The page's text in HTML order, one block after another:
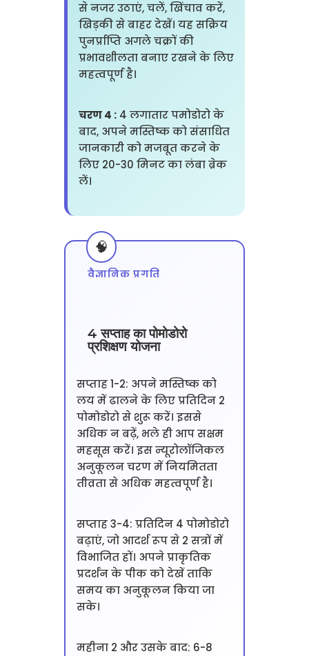
से नजर उठाएं, चलें, खिंचाव करें,
खिड़की से बाहर देखें। यह सक्रिय
पुनर्प्राप्ति अगले चक्रों की
प्रभावशीलता बनाए रखने के लिए
महत्वपूर्ण है।
चरण 4 :4 लगातार पमोडोरो के
बाद, अपने मस्तिष्क को संसाधित
जानकारी को मजबूत करने के
लिए 20-30 मिनट का लंबा ब्रेक
लें।
वैज्ञानिक प्रगति
4 सप्ताह का पोमोडोरो
प्रशिक्षण योजना
सप्ताह 1-2: अपने मस्तिष्क को
लय में ढालने के लिए प्रतिदिन 2
पोमोडोरो से शुरू करें। इससे
अधिक न बढ़ें, भले ही आप सक्षम
महसूस करें। इस न्यूरोलॉजिकल
अनुकूलन चरण में नियमितता
तीव्रता से अधिक महत्वपूर्ण है।
सप्ताह 3-4: प्रतिदिन 4 पोमोडोरो
बढ़ाएं, जो आदर्श रूप से 2 सत्रों में
विभाजित हों। अपने प्राकृतिक
प्रदर्शन के पीक को देखें ताकि
समय का अनुकूलन किया जा
सके।
महीना 2 और उसके बाद: 6-8